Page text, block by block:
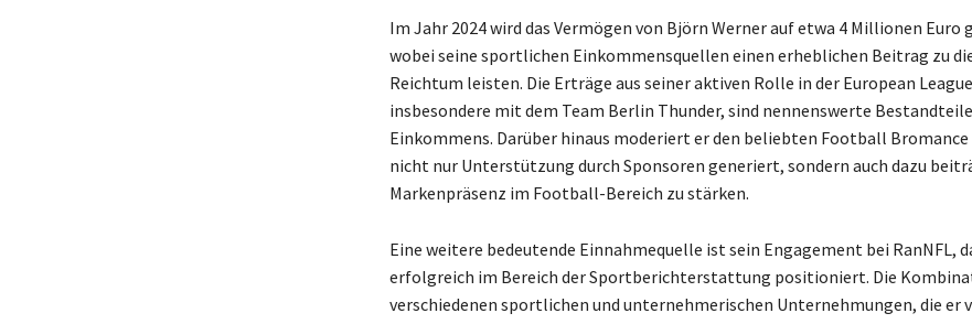
Im Jahr 2024 wird das Vermögen von Björn Werner auf etwa 4 Millionen Euro
wobei seine sportlichen Einkommensquellen einen erheblichen Beitrag zu
Reichtum leisten. Die Erträge aus seiner aktiven Rolle in der European
insbesondere mit dem Team Berlin Thunder, sind nennenswerte
Einkommens. Darüber hinaus moderiert er den beliebten Football Bromance
nicht nur Unterstützung durch Sponsoren generiert, sondern auch dazu
Markenpräsenz im Football-Bereich zu stärken.
Eine weitere bedeutende Einnahmequelle ist sein Engagement bei RanNFL,
erfolgreich im Bereich der Sportberichterstattung positioniert. Die
verschiedenen sportlichen und unternehmerischen Unternehmungen, die er